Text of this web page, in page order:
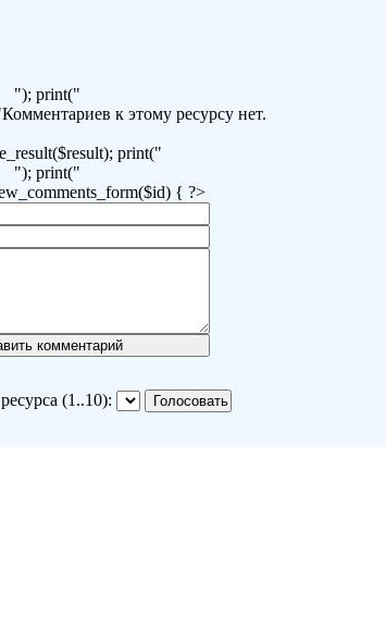
"); print("
к этому ресурсу нет.
print("
"); print("
{ ?>
(1..10):